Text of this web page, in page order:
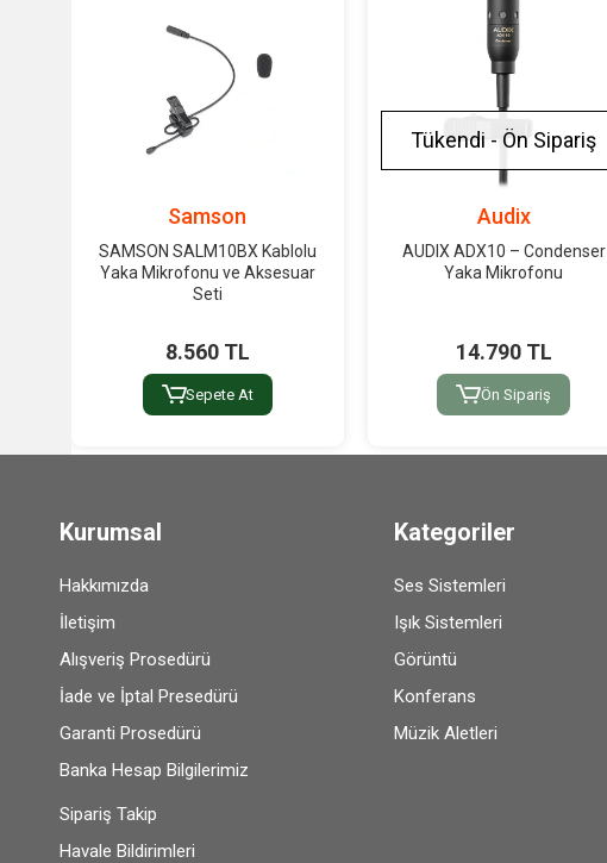
Samson
SAMSON SALM10BX Kablolu
Yaka Mikrofonu ve Aksesuar
Seti
8.560 TL
Sepete At
Tükendi - Ön Sipariş
Audix
AUDIX ADX10 – Condenser
Yaka Mikrofonu
14.790 TL
Ön Sipariş
Kurumsal
Hakkımızda
İletişim
Alışveriş Prosedürü
İade ve İptal Presedürü
Garanti Prosedürü
Banka Hesap Bilgilerimiz
Sipariş Takip
Havale Bildirimleri
Kategoriler
Ses Sistemleri
Işık Sistemleri
Görüntü
Konferans
Müzik Aletleri